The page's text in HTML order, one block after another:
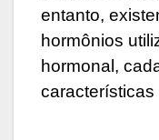
entanto,
hormônios
hormonal,